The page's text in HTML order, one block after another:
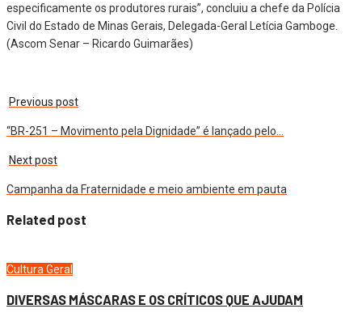
especificamente os produtores rurais”, concluiu a chefe da Polícia
Civil do Estado de Minas Gerais, Delegada-Geral Letícia Gamboge.
(Ascom Senar – Ricardo Guimarães)
Previous post
“BR-251 – Movimento pela Dignidade” é lançado pelo…
Next post
Campanha da Fraternidade e meio ambiente em pauta
Related post
Cultura Geral
DIVERSAS MÁSCARAS E OS CRÍTICOS QUE AJUDAM